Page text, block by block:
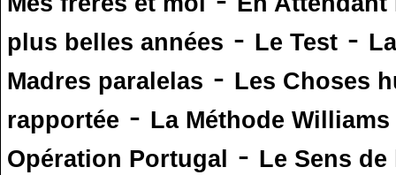
plus belles années - Le Test -
Madres paralelas - Les Choses
rapportée - La Méthode Williams
Opération Portugal - Le Sens